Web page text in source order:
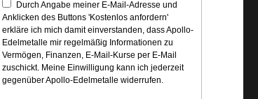
Durch Angabe meiner E-Mail-Adresse und
Anklicken des Buttons 'Kostenlos anfordern'
erkläre ich mich damit einverstanden, dass Apollo-
Edelmetalle mir regelmäßig Informationen zu
Vermögen, Finanzen, E-Mail-Kurse per E-Mail
zuschickt. Meine Einwilligung kann ich jederzeit
gegenüber Apollo-Edelmetalle widerrufen.